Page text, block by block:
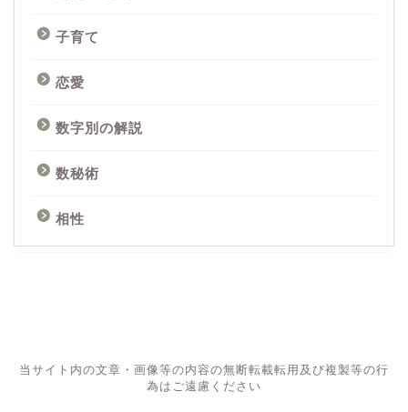
子育て
恋愛
数字別の解説
数秘術
相性
当サイト内の文章・画像等の内容の無断転載転用及び複製等の行
為はご遠慮ください